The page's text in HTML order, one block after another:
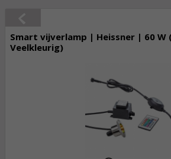
Smart vijverlamp | Heissner | 60 W
Veelkleurig)